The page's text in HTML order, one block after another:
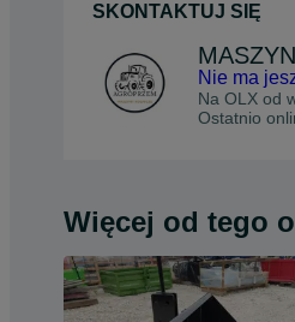
SKONTAKTUJ SIĘ
Nie ma
Na OLX od
Ostatnio
Więcej od tego